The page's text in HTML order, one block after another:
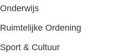
Onderwijs
Ruimtelijke Ordening
Sport & Cultuur